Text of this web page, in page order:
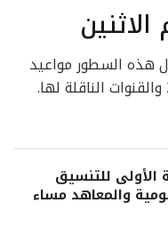
هذه السطور مواعيد
الأولى للتنسيق
والمعاهد مساء